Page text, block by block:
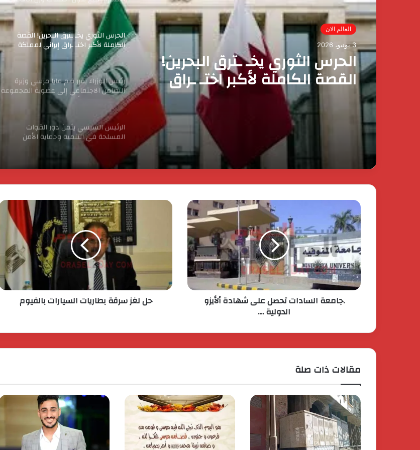
العالم الان
الحرس الثوري يخـ ـترق البحرين!
القصة الكاملة لأكبر اختـ ـراق
إيراني لمملكة البحرين؟
مصر الآن
3 يونيو، 2026
رئيس الوزراء يقرر ضم مايا مرسي
وزيرة التضامن الاجتماعي إلى
عضوية المجموعة الوزارية لريادة
الأعمال
البحرين؟
رئيس الوزراء يقرر ضم مايا مرسي وزيرة
التضامن الاجتماعي إلى عضوية المجموعة
الوزارية لريادة الأعمال
الرئيس السيسي يثمن دور القوات
المسلحة في التنمية وحماية الأمن
القومي
الدكتور محسن السيد.. نموذج للإدارة
الناجحة والانضباط المهنى بأوقاف الفيوم
انطلاق شركة « ZEE Properties» بالسوق
العقاري المصري بمحفظة مشروعات
افتتاح المبنى الرئيسي لمستشفى الناس
باسم الراحل خميس عصفور
ستيلانتس تكشف عن خطتها الاستراتيجية
بقيمة 60 مليار يورو. لتسريع النمو وتعزيز
الربحية
جولدن تاون تستعد لطرح اكبر ” Business
كردان جولد تضع معيارًا جديدًا للشفافية :
استمرار البيع بدون احتساب وزن الأحجار
والفصوص ولا زيادة في قيمة المصنعية
حتي يناير المقبل
الحرس الثوري يخـ ـترق البحرين! القصة
.جامعة السادات تحصل على شهادة ألأيزو
الدولية ....
حل لغز سرقة بطاريات السيارات بالفيوم
مقالات ذات صلة